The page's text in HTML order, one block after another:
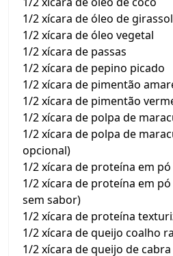
1/2 xícara de óleo de girassol
1/2 xícara de óleo vegetal
1/2 xícara de passas
1/2 xícara de pepino picado
1/2 xícara de pimentão
1/2 xícara de pimentão
1/2 xícara de polpa de
1/2 xícara de polpa de
opcional)
1/2 xícara de proteína em
1/2 xícara de proteína em
sem sabor)
1/2 xícara de proteína
1/2 xícara de queijo coalho
1/2 xícara de queijo de